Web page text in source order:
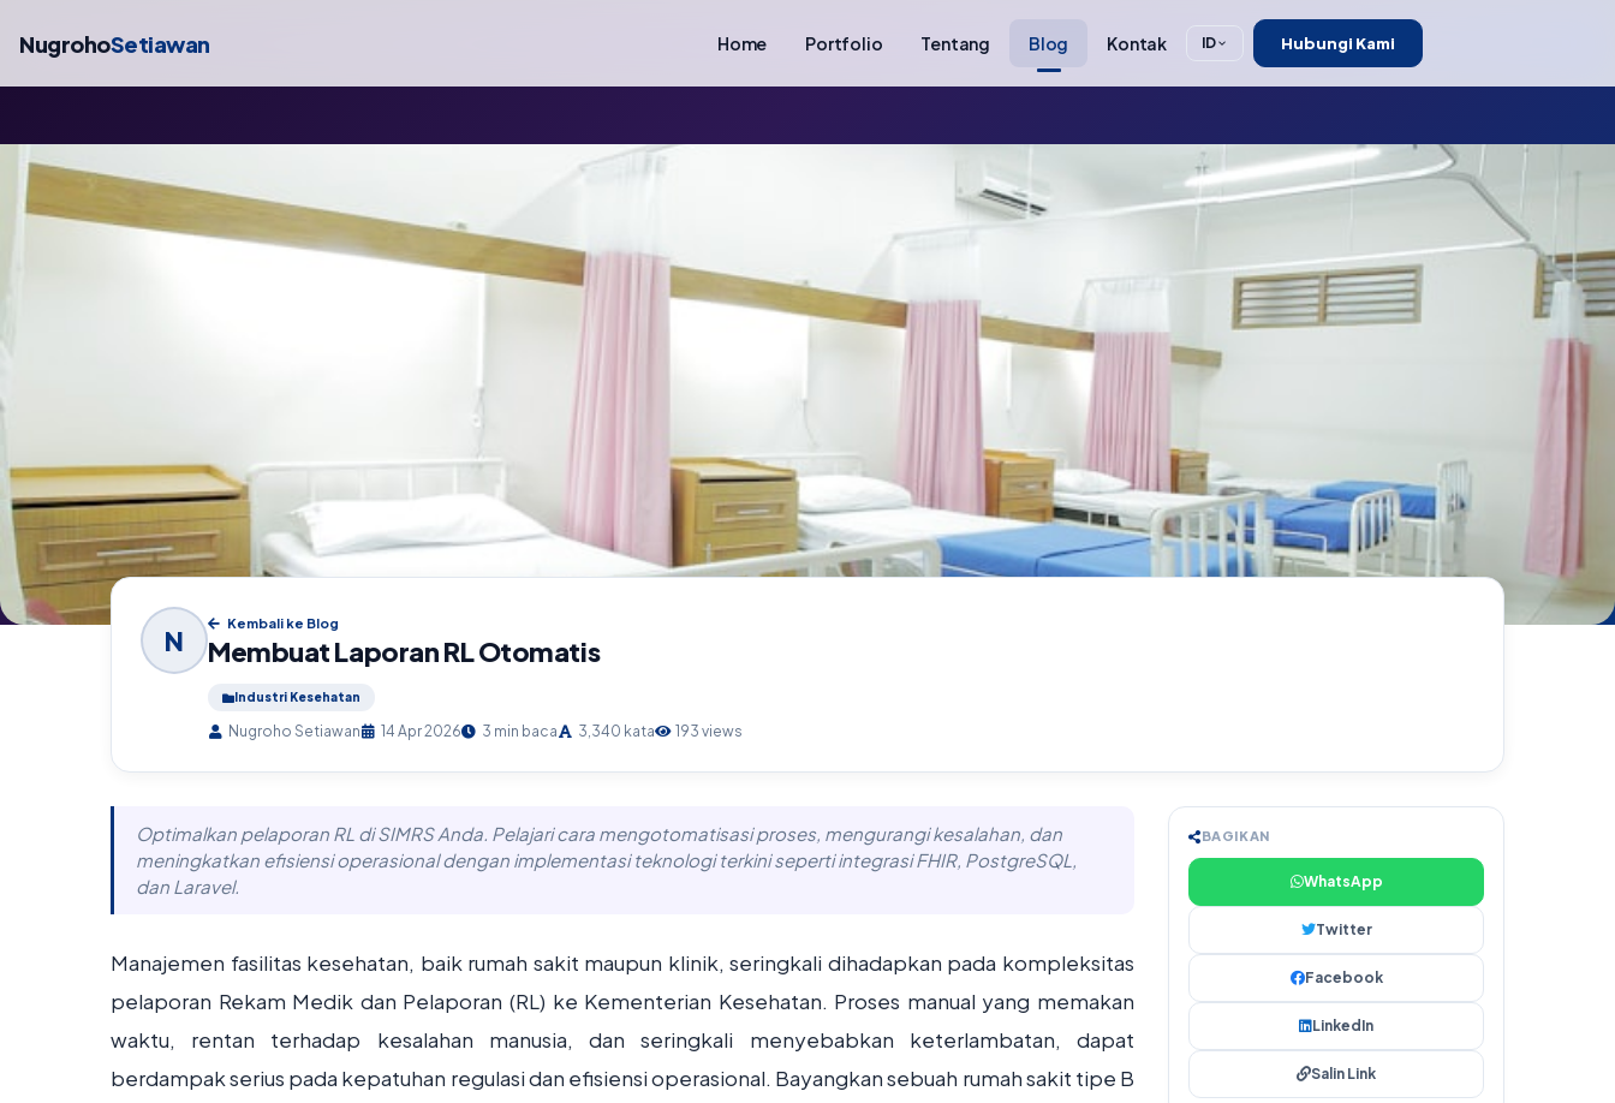
NugrohoSetiawan Home Portfolio Tentang Blog Kontak ID Hubungi Kami
N Kembali ke Blog
Membuat Laporan RL Otomatis
Industri Kesehatan
Nugroho Setiawan 14 Apr 2026 3 min baca 3,340 kata 193 views
Optimalkan pelaporan RL di SIMRS Anda. Pelajari cara mengotomatisasi proses, mengurangi kesalahan, dan
meningkatkan efisiensi operasional dengan implementasi teknologi terkini seperti integrasi FHIR, PostgreSQL,
dan Laravel.
Manajemen fasilitas kesehatan, baik rumah sakit maupun klinik, seringkali dihadapkan pada kompleksitas
pelaporan Rekam Medik dan Pelaporan (RL) ke Kementerian Kesehatan. Proses manual yang memakan
waktu, rentan terhadap kesalahan manusia, dan seringkali menyebabkan keterlambatan, dapat
berdampak serius pada kepatuhan regulasi dan efisiensi operasional. Bayangkan sebuah rumah sakit tipe B
BAGIKAN
WhatsApp
Twitter
Facebook
LinkedIn
Salin Link